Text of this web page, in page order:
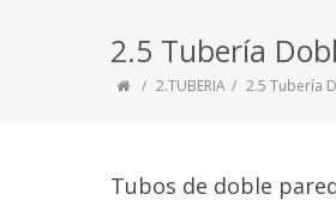
2.5 Tubería
2.TUBERIA 2.5 Tubería
Tubos de doble